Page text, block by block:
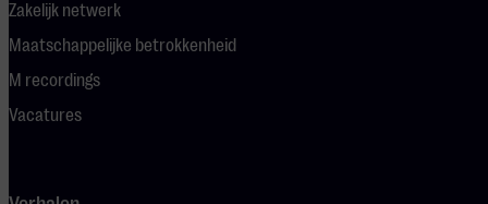
Zakelijk netwerk
Maatschappelijke betrokkenheid
M recordings
Vacatures